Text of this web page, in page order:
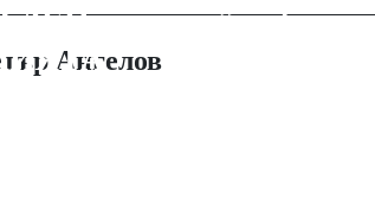
ДЕН
Ангелов